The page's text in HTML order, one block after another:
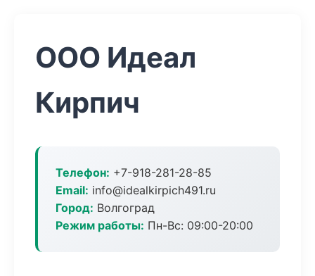
ООО Идеал
Кирпич
Телефон: +7-918-281-28-85
Email: info@idealkirpich491.ru
Город: Волгоград
Режим работы: Пн-Вс: 09:00-20:00